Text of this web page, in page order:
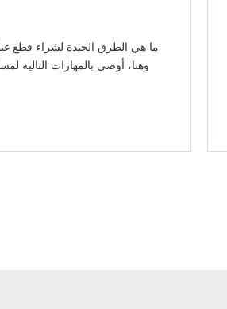
ما هي الطرق الجيدة لشراء قطع
وهنا، أوصي بالمهارات التالية